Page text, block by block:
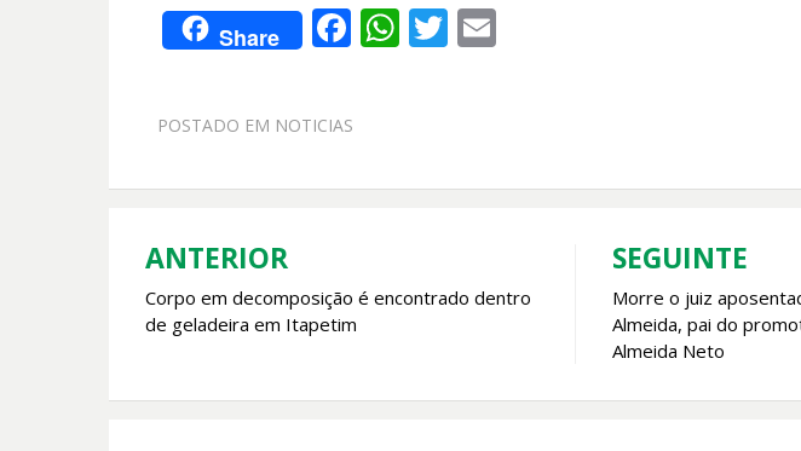
Share F
b
o
W
A
T E
POSTADO EM NOTICIAS
Navegação
de
ANTERIOR
Corpo em decomposição é encontrado dentro
de geladeira em Itapetim
SEGUINTE
Morre o juiz
Almeida, pai do
Almeida Neto